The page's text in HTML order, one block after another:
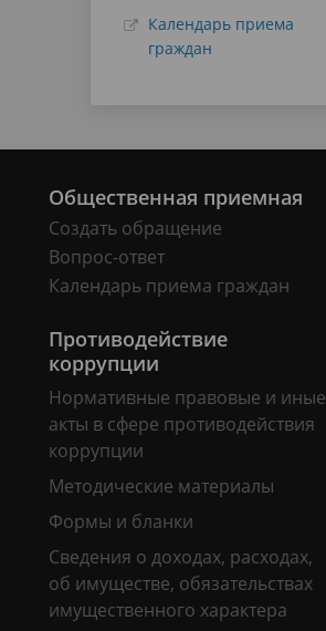
Календарь приема
граждан
Общественная приемная
Создать обращение
Вопрос-ответ
Календарь приема граждан
Противодействие
коррупции
Нормативные правовые и иные
акты в сфере противодействия
коррупции
Методические материалы
Формы и бланки
Сведения о доходах, расходах,
об имуществе, обязательствах
имущественного характера